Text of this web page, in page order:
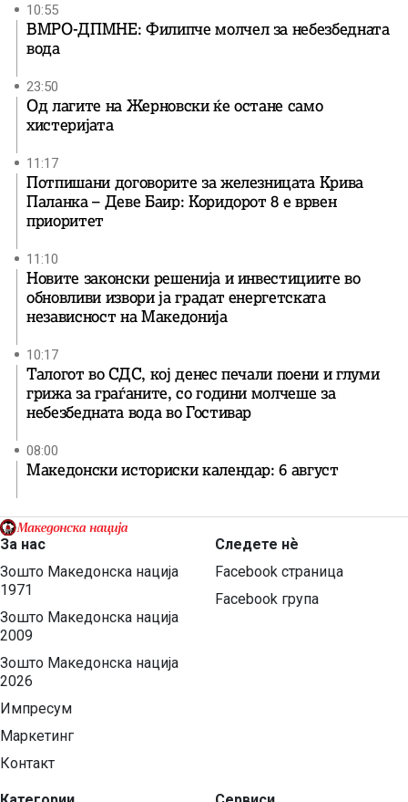
10:55
ВМРО-ДПМНЕ: Филипче молчел за небезбедната
вода
23:50
Од лагите на Жерновски ќе остане само
хистеријата
11:17
Потпишани договорите за железницата Крива
Паланка – Деве Баир: Коридорот 8 е врвен
приоритет
11:10
Новите законски решенија и инвестициите во
обновливи извори ја градат енергетската
независност на Македонија
10:17
Талогот во СДС, кој денес печали поени и глуми
грижа за граѓаните, со години молчеше за
небезбедната вода во Гостивар
08:00
Македонски историски календар: 6 август
За нас
Зошто Македонска нација
1971
Зошто Македонска нација
2009
Зошто Македонска нација
2026
Импресум
Маркетинг
Контакт
Следете нѐ
Facebook страница
Facebook група